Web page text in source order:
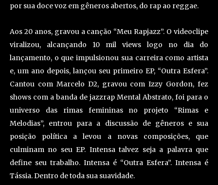
por sua doce voz em gêneros abertos, do rap ao reggae.
Aos 20 anos, gravou a canção “Meu Rapjazz”. O videoclipe
viralizou, alcançando 10 mil views logo no dia do
lançamento, o que impulsionou sua carreira como artista
e, um ano depois, lançou seu primeiro EP, “Outra Esfera”.
Cantou com Marcelo D2, gravou com Izzy Gordon, fez
shows com a banda de jazzrap Mental Abstrato, foi para o
universo das rimas femininas no projeto “Rimas e
Melodias”, entrou para a discussão de gêneros e sua
posição política a levou a novas composições, que
culminam no seu EP. Intensa talvez seja a palavra que
define seu trabalho. Intensa é “Outra Esfera”. Intensa é
Tássia. Dentro de toda sua suavidade.